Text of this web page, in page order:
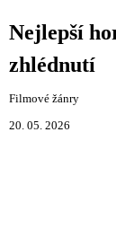
Nejlepší
zhlédnutí
Filmové žánry
20. 05. 2026